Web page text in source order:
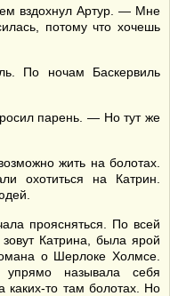
вздохнул Артур. — Мне
потому что хочешь
По ночам Баскервиль
парень. — Но тут же
жить на болотах.
охотиться на Катрин.
проясняться. По всей
Катрина, была ярой
о Шерлоке Холмсе.
называла себя
каких-то там болотах. Но